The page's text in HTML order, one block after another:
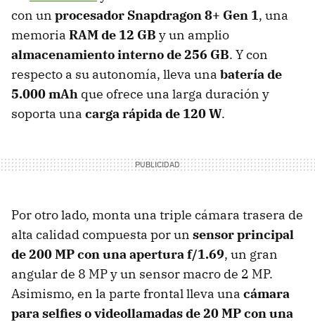
con un procesador Snapdragon 8+ Gen 1, una
memoria RAM de 12 GB y un amplio
almacenamiento interno de 256 GB. Y con
respecto a su autonomía, lleva una batería de
5.000 mAh que ofrece una larga duración y
soporta una carga rápida de 120 W.
Por otro lado, monta una triple cámara trasera de
alta calidad compuesta por un sensor principal
de 200 MP con una apertura f/1.69, un gran
angular de 8 MP y un sensor macro de 2 MP.
Asimismo, en la parte frontal lleva una cámara
para selfies o videollamadas de 20 MP con una